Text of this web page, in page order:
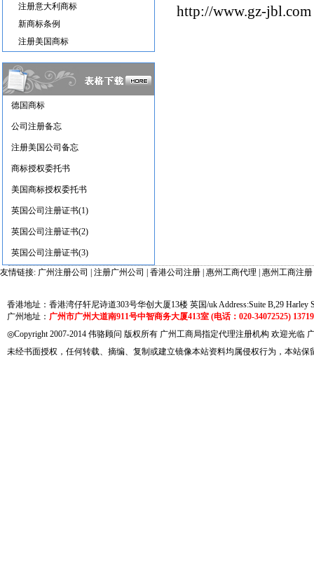
注册意大利商标
新商标条例
注册美国商标
德国商标
公司注册备忘
注册美国公司备忘
商标授权委托书
美国商标授权委托书
英国公司注册证书(1)
英国公司注册证书(2)
英国公司注册证书(3)
http://www.gz-
友情链接: 广州注册公司 注册广州公司 香港公司注册 惠州工商代理 惠州工商注册
香港地址：香港湾仔轩尼诗道303号华创大厦13楼 英国/uk Address:Suite B,29 Harley
广州地址： 广州市广州大道南911号中智商务大厦413室 (电话：020-34072525)
◎Copyright 2007-2014 伟骆顾问 版权所有 广州工商局指定代理注册机构 欢迎光临
未经书面授权，任何转载、摘编、复制或建立镜像本站资料均属侵权行为，本站